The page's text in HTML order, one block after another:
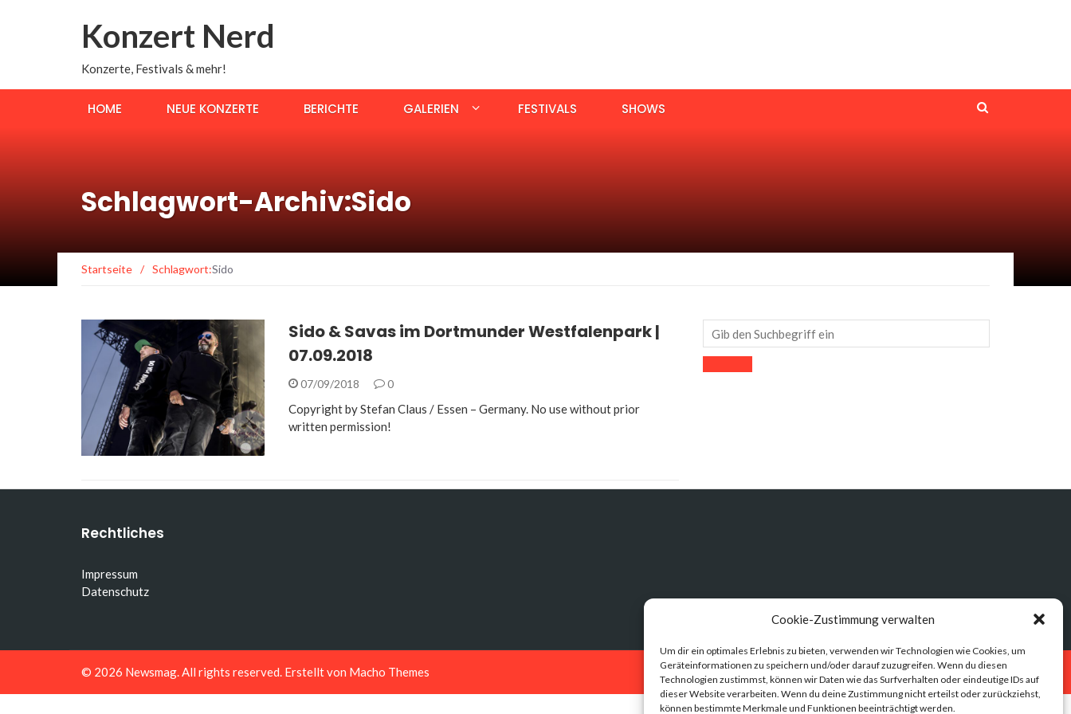
Cookie-Zustimmung verwalten
Um dir ein optimales Erlebnis zu bieten, verwenden wir Technologien wie Cookies, um
Geräteinformationen zu speichern und/oder darauf zuzugreifen. Wenn du diesen
Technologien zustimmst, können wir Daten wie das Surfverhalten oder eindeutige IDs auf
dieser Website verarbeiten. Wenn du deine Zustimmung nicht erteilst oder zurückziehst,
können bestimmte Merkmale und Funktionen beeinträchtigt werden.
Konzert Nerd
Konzerte, Festivals & mehr!
HOME NEUE KONZERTE BERICHTE GALERIEN FESTIVALS SHOWS
Schlagwort-Archiv:Sido
Startseite / Schlagwort:Sido
Sido & Savas im Dortmunder Westfalenpark |
07.09.2018
07/09/2018 0
Copyright by Stefan Claus / Essen – Germany. No use without prior
written permission!
Rechtliches
Impressum
Datenschutz
© 2026 Newsmag. All rights reserved. Erstellt von Macho Themes Datenschutz Impressum